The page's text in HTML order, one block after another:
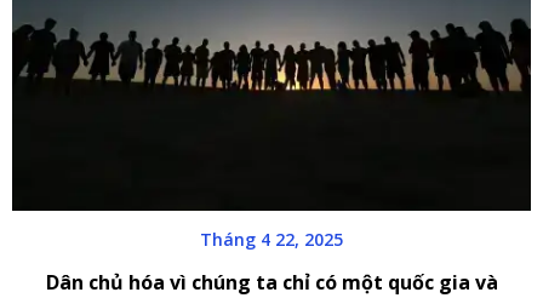
Tháng 4 22, 2025
Dân chủ hóa vì chúng ta chỉ có một quốc gia và